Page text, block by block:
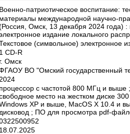
Военно-патриотическое воспитание:
материалы международной научно-
Омск, 13 декабря 2024 года) :
издание локального
(символьное) электронное
1 CD-R
г. Омск
ВО "Омский государственный
процессор с частотой 800 МГц и
место на жестком диске
XP и выше, MacOS X 10.4 и
; ПО для просмотра pdf-
18.07.2025